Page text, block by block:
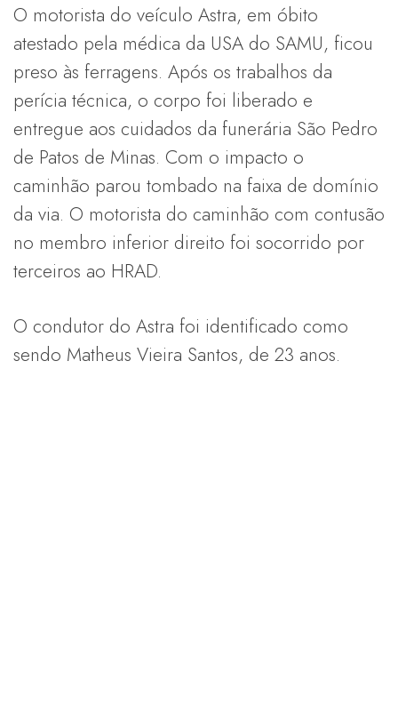
O motorista do veículo Astra, em óbito
atestado pela médica da USA do SAMU, ficou
preso às ferragens. Após os trabalhos da
perícia técnica, o corpo foi liberado e
entregue aos cuidados da funerária São Pedro
de Patos de Minas. Com o impacto o
caminhão parou tombado na faixa de domínio
da via. O motorista do caminhão com contusão
no membro inferior direito foi socorrido por
terceiros ao HRAD.
O condutor do Astra foi identificado como
sendo Matheus Vieira Santos, de 23 anos.